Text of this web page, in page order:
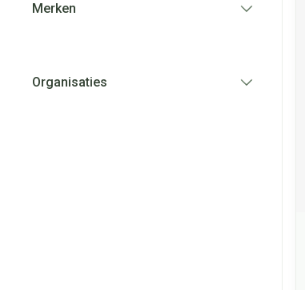
Merken
Organisaties